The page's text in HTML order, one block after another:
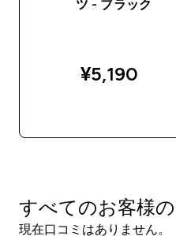
ツ - ブラック
¥5,190‎
すべてのお客様の
現在口コミはありません。